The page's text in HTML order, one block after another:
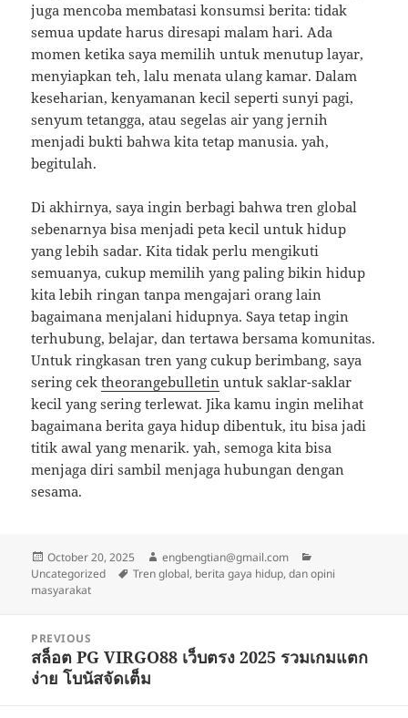
juga mencoba membatasi konsumsi berita: tidak
semua update harus diresapi malam hari. Ada
momen ketika saya memilih untuk menutup layar,
menyiapkan teh, lalu menata ulang kamar. Dalam
keseharian, kenyamanan kecil seperti sunyi pagi,
senyum tetangga, atau segelas air yang jernih
menjadi bukti bahwa kita tetap manusia. yah,
begitulah.
Di akhirnya, saya ingin berbagi bahwa tren global
sebenarnya bisa menjadi peta kecil untuk hidup
yang lebih sadar. Kita tidak perlu mengikuti
semuanya, cukup memilih yang paling bikin hidup
kita lebih ringan tanpa mengajari orang lain
bagaimana menjalani hidupnya. Saya tetap ingin
terhubung, belajar, dan tertawa bersama komunitas.
Untuk ringkasan tren yang cukup berimbang, saya
sering cektheorangebulletin untuk saklar-saklar
kecil yang sering terlewat. Jika kamu ingin melihat
bagaimana berita gaya hidup dibentuk, itu bisa jadi
titik awal yang menarik. yah, semoga kita bisa
menjaga diri sambil menjaga hubungan dengan
sesama.
Posted
on
October 20, 2025 Author
engbengtian@gmail.com
Uncategorized
Tags
Tren global, berita gaya hidup, dan opini
masyarakat
navigation
PREVIOUS
Previous
post:
สล็อต PG VIRGO88 เว็บตรง 2025 รวมเกมแตก
ง่าย โบนัสจัดเต็ม